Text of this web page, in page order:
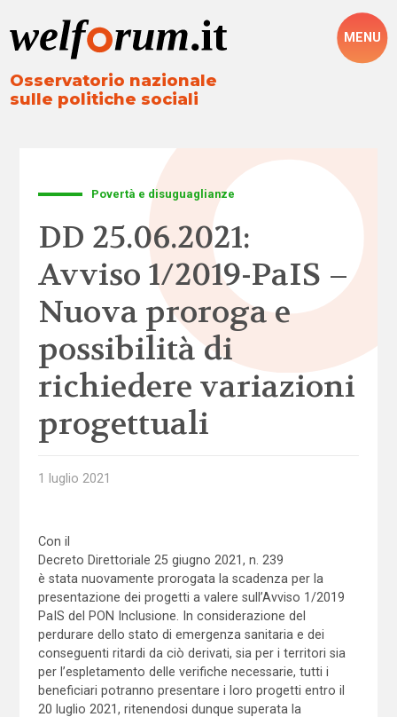
Osservatorio nazionale
sulle politiche sociali
MENU
Povertà e disuguaglianze
DD 25.06.2021:
Avviso 1/2019-PaIS –
Nuova proroga e
possibilità di
richiedere variazioni
progettuali
1 luglio 2021
Con il
Decreto Direttoriale 25 giugno 2021, n. 239
è stata nuovamente prorogata la scadenza per la
presentazione dei progetti a valere sull’Avviso 1/2019
PaIS del PON Inclusione. In considerazione del
perdurare dello stato di emergenza sanitaria e dei
conseguenti ritardi da ciò derivati, sia per i territori sia
per l’espletamento delle verifiche necessarie, tutti i
beneficiari potranno presentare i loro progetti entro il
20 luglio 2021, ritenendosi dunque superata la